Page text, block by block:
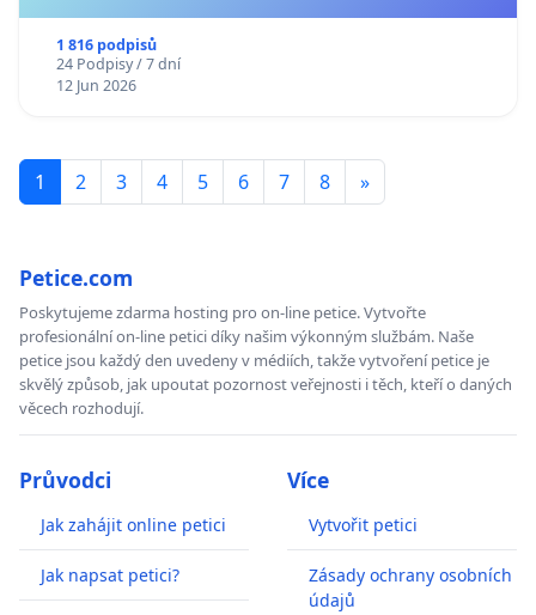
1 816 podpisů
24 Podpisy / 7 dní
12 Jun 2026
1 2 3 4 5 6 7 8 »
Petice.com
Poskytujeme zdarma hosting pro on-line petice. Vytvořte
profesionální on-line petici díky našim výkonným službám. Naše
petice jsou každý den uvedeny v médiích, takže vytvoření petice je
skvělý způsob, jak upoutat pozornost veřejnosti i těch, kteří o daných
věcech rozhodují.
Průvodci
Jak zahájit online petici
Jak napsat petici?
Více
Vytvořit petici
Zásady ochrany osobních
údajů